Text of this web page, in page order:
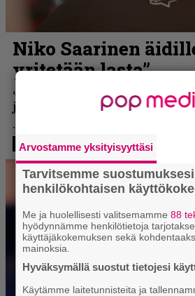
Arvostamme yksityisyyttäsi
Tarvitsemme
henkilökohtaisen
Me ja huolellisesti valitsemamme88
hyödynnämme henkilötietoja
käyttäjäkokemuksen sekä
mainoksia.
Hyväksymällä suostut tietojesi
Käytämme laitetunnisteita ja